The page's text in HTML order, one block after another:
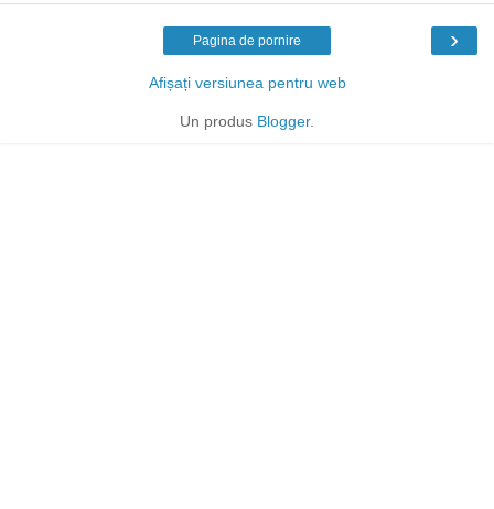
›
Pagina de pornire
Afișați versiunea pentru web
Un produs Blogger.